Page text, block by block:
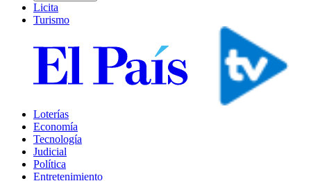
Licita
Turismo
Loterías
Economía
Tecnología
Judicial
Política
Entretenimiento